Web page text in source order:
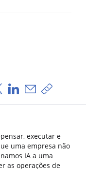
no Facebook
Compartilhar no X
Compartilhar no
Compartilhar
Copiar
executar e
uma empresa não
IA a uma
as operações de